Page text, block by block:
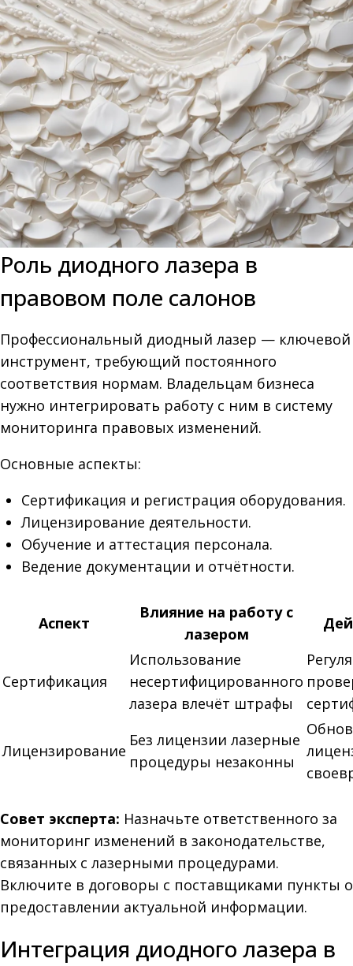
Роль диодного лазера в
правовом поле салонов
Профессиональный диодный лазер — ключевой
инструмент, требующий постоянного
соответствия нормам. Владельцам бизнеса
нужно интегрировать работу с ним в систему
мониторинга правовых изменений.
Основные аспекты:
Сертификация и регистрация оборудования.
Лицензирование деятельности.
Обучение и аттестация персонала.
Ведение документации и отчётности.
Аспект
Влияние на работу с
лазером
Сертификация
Использование
несертифицированного
лазера влечёт штрафы
Лицензирование
Без лицензии лазерные
процедуры незаконны
Совет эксперта: Назначьте ответственного за
мониторинг изменений в законодательстве,
связанных с лазерными процедурами.
Включите в договоры с поставщиками пункты о
предоставлении актуальной информации.
Интеграция диодного лазера в